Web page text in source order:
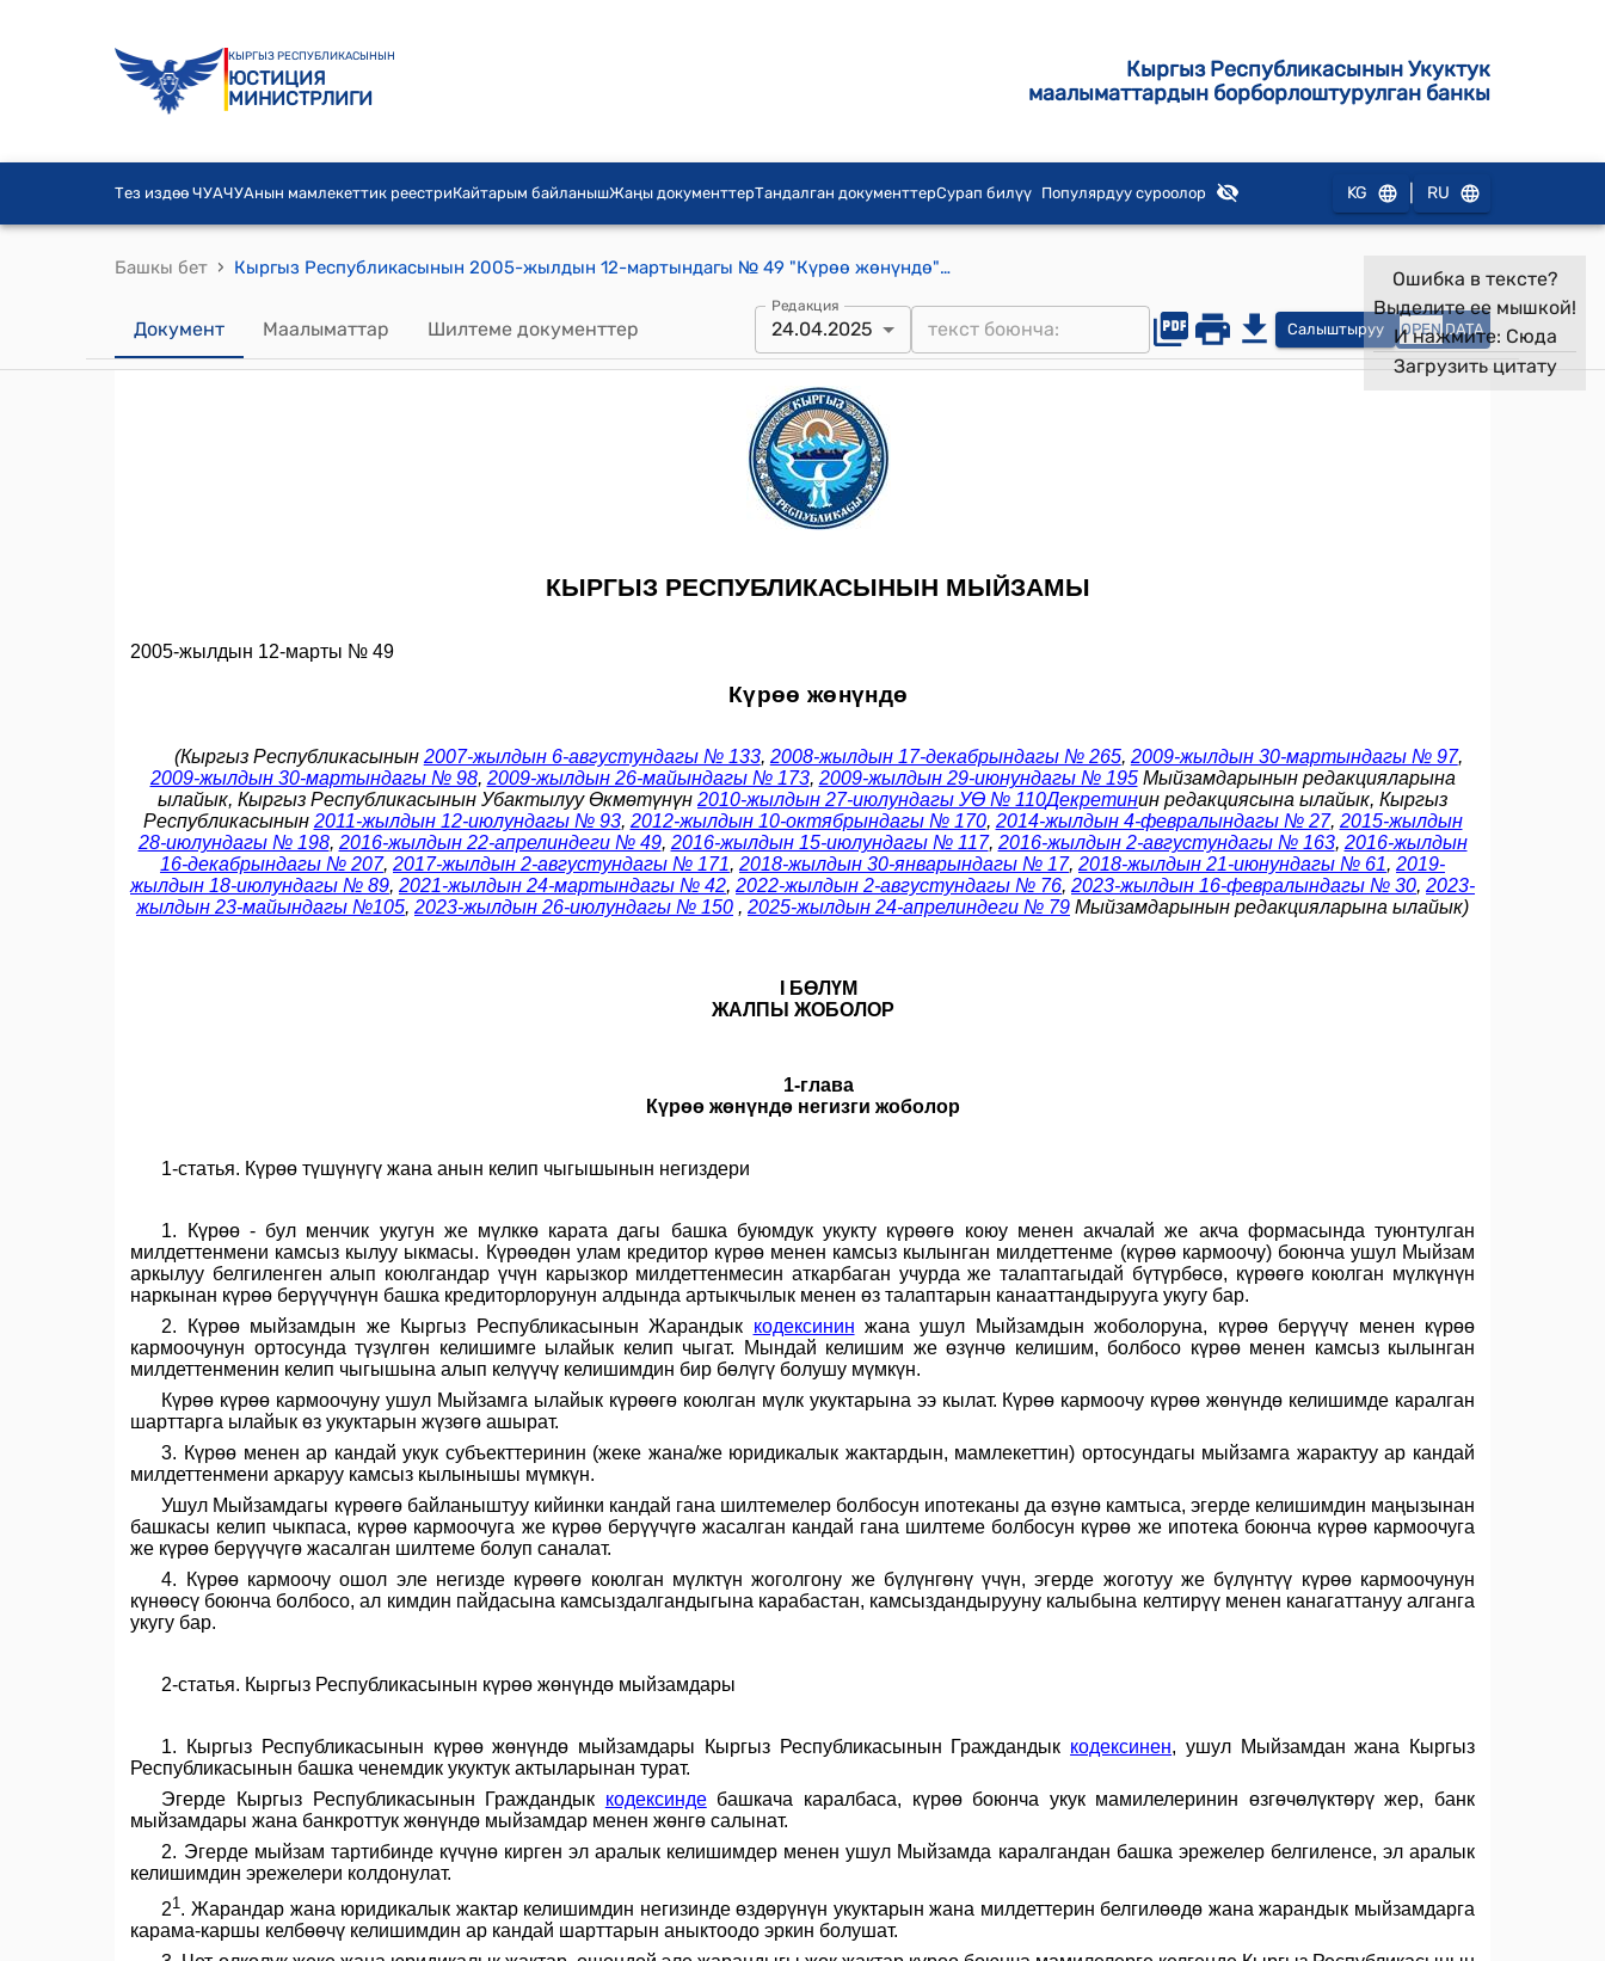
КЫРГЫЗ РЕСПУБЛИКАСЫНЫН
ЮСТИЦИЯ
МИНИСТРЛИГИ
Кыргыз Республикасынын Укуктук
маалыматтардын борборлоштурулган банкы
Тез издөө ЧУАЧУАнын мамлекеттик реестриКайтарым байланышЖаңы документтерТандалган документтерСурап билүү Популярдуу суроолор KG RU
Башкы бет › Кыргыз Республикасынын 2005-жылдын 12-мартындагы № 49 "Күрөө жөнүндө" Мыйзамы
Документ Маалыматтар Шилтеме документтер
Редакция
24.04.2025 Салыштыруу OPEN DATA
Ошибка в тексте?
Выделите ее мышкой!
И нажмите: Сюда
Загрузить цитату